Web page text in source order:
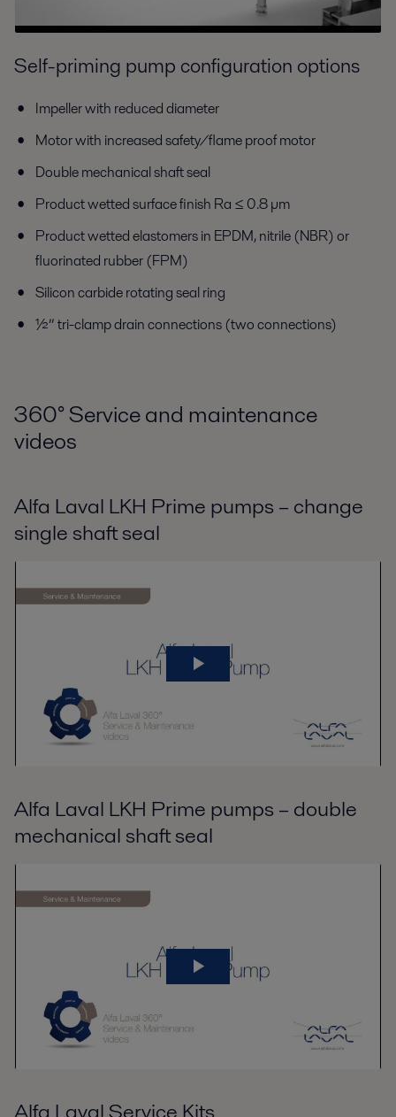
Self-priming pump configuration options
Impeller with reduced diameter
Motor with increased safety/flame proof motor
Double mechanical shaft seal
Product wetted surface finish Ra ≤ 0.8 µm
Product wetted elastomers in EPDM, nitrile (NBR) or
fluorinated rubber (FPM)
Silicon carbide rotating seal ring
½” tri-clamp drain connections (two connections)
360°Service and maintenance
videos
Alfa Laval LKH Prime pumps – change
single shaft seal
Alfa Laval LKH Prime pumps – double
mechanical shaft seal